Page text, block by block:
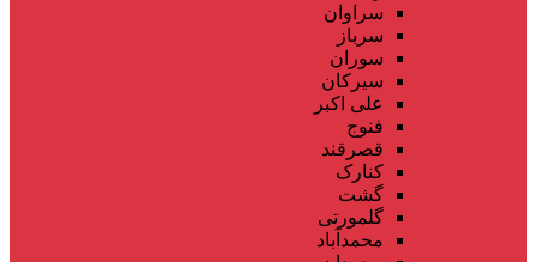
سراوان
سرباز
سوران
سیرکان
علی اکبر
فنوج
قصرقند
کنارک
گشت
گلمورتی
محمدآباد